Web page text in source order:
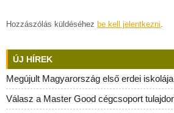
Hozzászólás küldéséhez be kell jelentkezni.
ÚJ HÍREK
Megújult Magyarország első erdei iskolája
Válasz a Master Good cégcsoport